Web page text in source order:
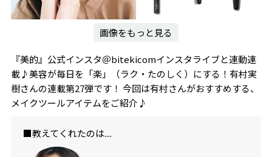
画像をもっと見る
『美的』公式インスタ＠bitekicomインスタライブと連動連
載♪美容が毎日を「楽」（ラク・たのしく）にする！有村実
樹さんの連載第27弾です！ 今回は有村さんがおすすめする、
メイクツールアイテムをご紹介♪
■教えてくれたのは....